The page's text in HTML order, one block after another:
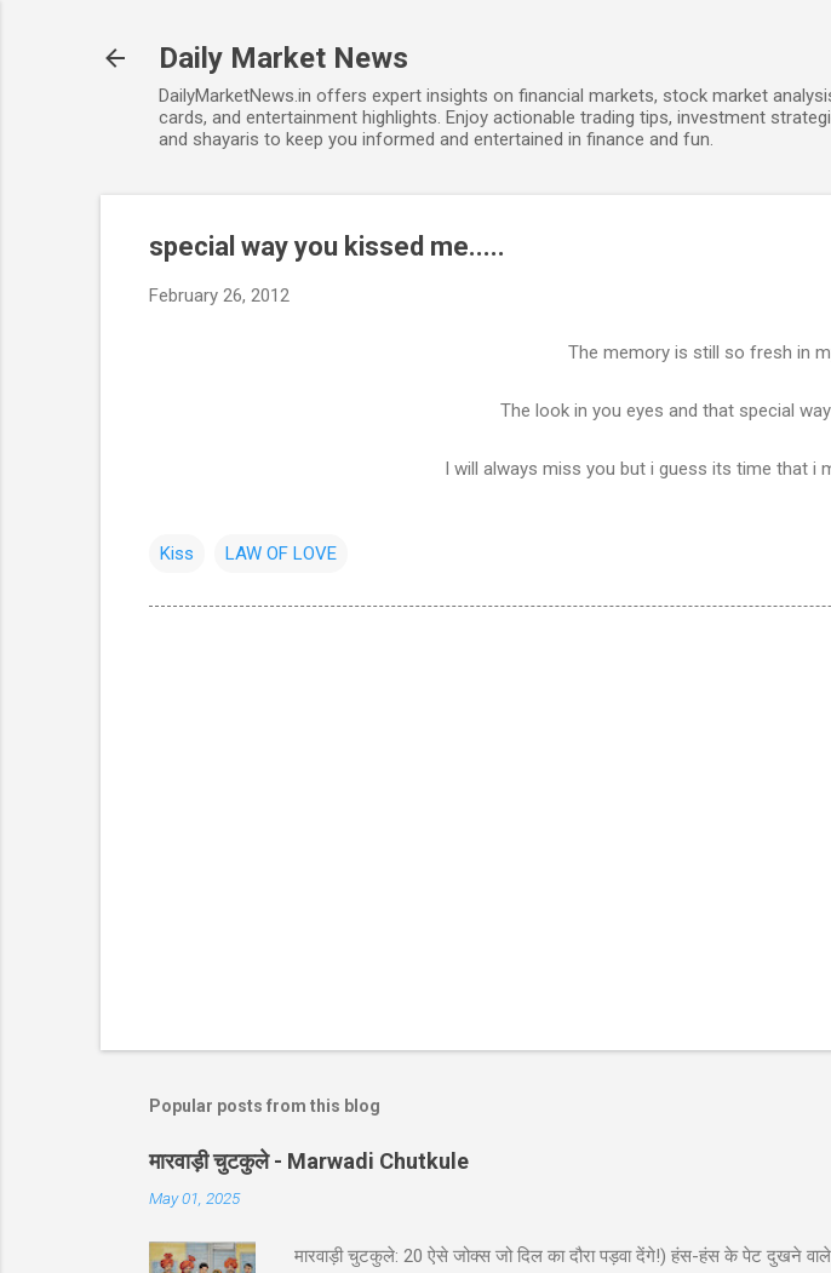
Daily Market News
DailyMarketNews.in offers expert insights on financial markets, stock market
cards, and entertainment highlights. Enjoy actionable trading tips, investment
and shayaris to keep you informed and entertained in finance and fun.
special way you kissed me.....
February 26, 2012
The memory is still so fresh in
The look in you eyes and that special
I will always miss you but i guess its time that i
Kiss LAW OF LOVE
Popular posts from this blog
मारवाड़ी चुटकुले - Marwadi Chutkule
May 01, 2025
मारवाड़ी चुटकुले: 20 ऐसे जोक्स जो दिल का दौरा पड़वा देंगे!) हंस-हंस के पेट दुखने